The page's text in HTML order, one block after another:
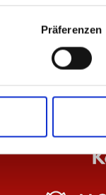
Präferenzen